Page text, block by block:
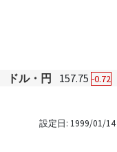
ドル・円 157.75 -0.72
設定日: 1999/01/14